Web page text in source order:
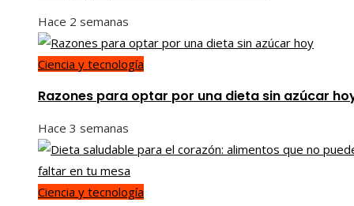
Hace 2 semanas
Ciencia y tecnología
Razones para optar por una dieta sin azúcar
Hace 3 semanas
Ciencia y tecnología